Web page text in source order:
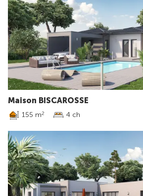
Maison BISCAROSSE
155 m2 4 ch